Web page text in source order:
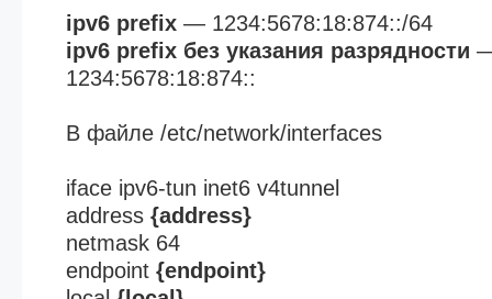
ipv6 prefix — 1234:5678:18:874::/64
ipv6 prefix без указания разрядности
1234:5678:18:874::
В файле /etc/network/interfaces
iface ipv6-tun inet6 v4tunnel
address {address}
netmask 64
endpoint {endpoint}